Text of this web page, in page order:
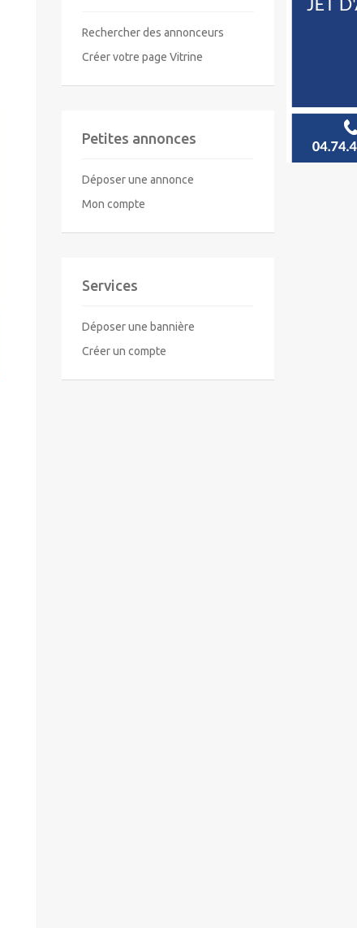
Rechercher des annonceurs
Créer votre page Vitrine
Petites annonces
Déposer une annonce
Mon compte
Services
Déposer une bannière
Créer un compte